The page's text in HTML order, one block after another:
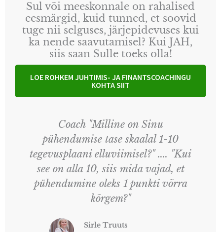
Sul või meeskonnale on rahalised
eesmärgid, kuid tunned, et soovid
tuge nii selguses, järjepidevuses kui
ka nende saavutamisel? Kui JAH,
siis saan Sulle toeks olla!
LOE ROHKEM JUHTIMIS- JA FINANTSCOACHINGU
KOHTA SIIT
Coach "Milline on Sinu
pühendumise tase skaalal 1-10
tegevusplaani elluviimisel?" .... "Kui
see on alla 10, siis mida vajad, et
pühendumine oleks 1 punkti võrra
kõrgem?"
Sirle Truuts